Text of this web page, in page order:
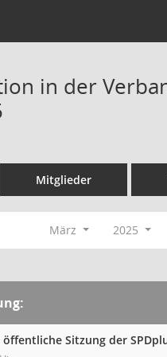
in der
Mitglieder
März 2025
Sitzung der